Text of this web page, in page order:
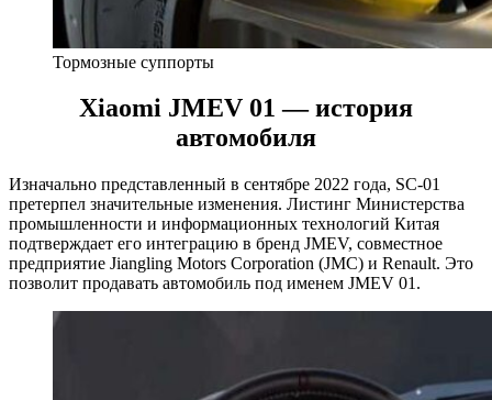
Тормозные суппорты
Xiaomi JMEV 01 — история
автомобиля
Изначально представленный в сентябре 2022 года, SC-01
претерпел значительные изменения. Листинг Министерства
промышленности и информационных технологий Китая
подтверждает его интеграцию в бренд JMEV, совместное
предприятие Jiangling Motors Corporation (JMC) и Renault. Это
позволит продавать автомобиль под именем JMEV 01.